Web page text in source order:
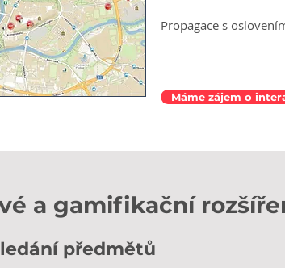
Propagace s
Máme zájem o
a gamifikační
předmětů